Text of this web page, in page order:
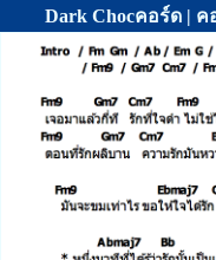
Dark Chocคอร์ด | ค